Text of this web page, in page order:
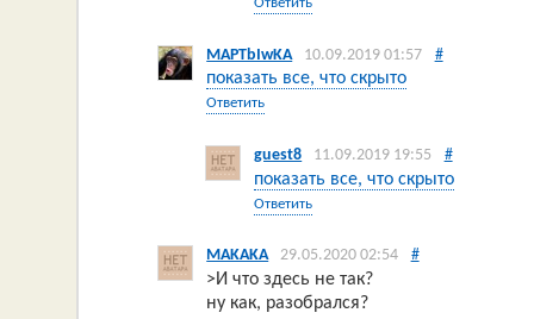
MAPTbIwKA 10.09.2019 01:57 #
показать все, что скрыто
Ответить
guest8 11.09.2019 19:55 #
показать все, что скрыто
Ответить
MAKAKA 29.05.2020 02:54 #
>И что здесь не так?
ну как, разобрался?